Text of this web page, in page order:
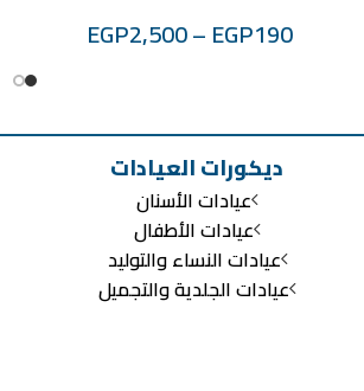
EGP190
–
EGP2,500
ديكورات العيادات
عيادات الأسنان
عيادات الأطفال
عيادات النساء والتوليد
عيادات الجلدية والتجميل